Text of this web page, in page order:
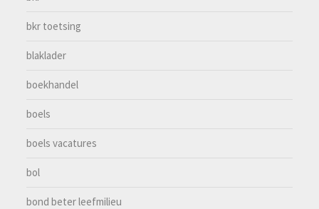
bkr toetsing
blaklader
boekhandel
boels
boels vacatures
bol
bond beter leefmilieu